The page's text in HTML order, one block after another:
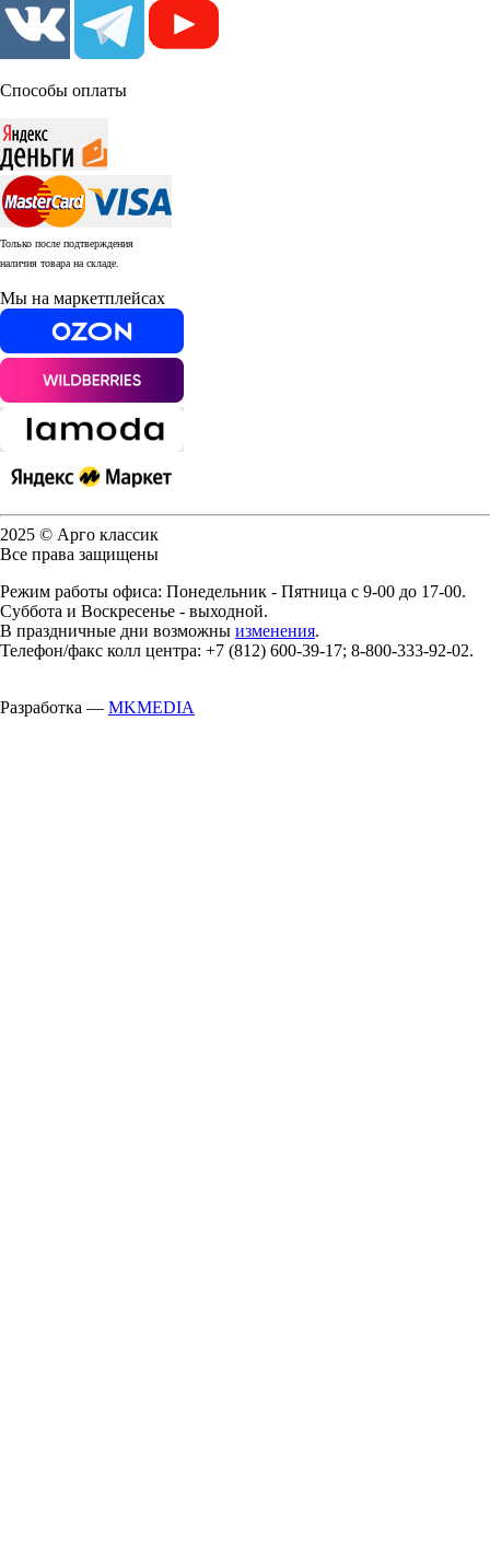
Способы оплаты
Только после подтверждения
наличия товара на складе.
Мы на маркетплейсах
2025 © Арго классик
Все права защищены
Режим работы офиса: Понедельник - Пятница с 9-00 до 17-00.
Суббота и Воскресенье - выходной.
В праздничные дни возможны изменения.
Телефон/факс колл центра: +7 (812) 600-39-17; 8-800-333-92-02.
Разработка — MKMEDIA